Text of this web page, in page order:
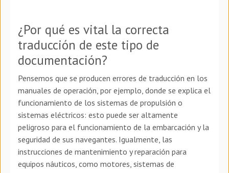
¿Por qué es vital la correcta
traducción de este tipo de
documentación?
Pensemos que se producen errores de traducción en los
manuales de operación, por ejemplo, donde se explica el
funcionamiento de los sistemas de propulsión o
sistemas eléctricos: esto puede ser altamente
peligroso para el funcionamiento de la embarcación y la
seguridad de sus navegantes. Igualmente, las
instrucciones de mantenimiento y reparación para
equipos náuticos, como motores, sistemas de